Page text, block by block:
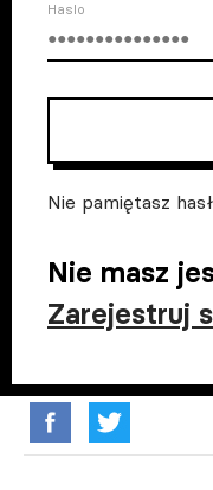
Haslo
Nie pamiętasz
Nie masz
Zarejestruj